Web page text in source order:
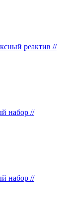
реактив //
набор //
набор //